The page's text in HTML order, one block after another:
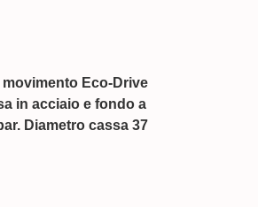
Eco-Drive
in acciaio e fondo a
Diametro cassa 37